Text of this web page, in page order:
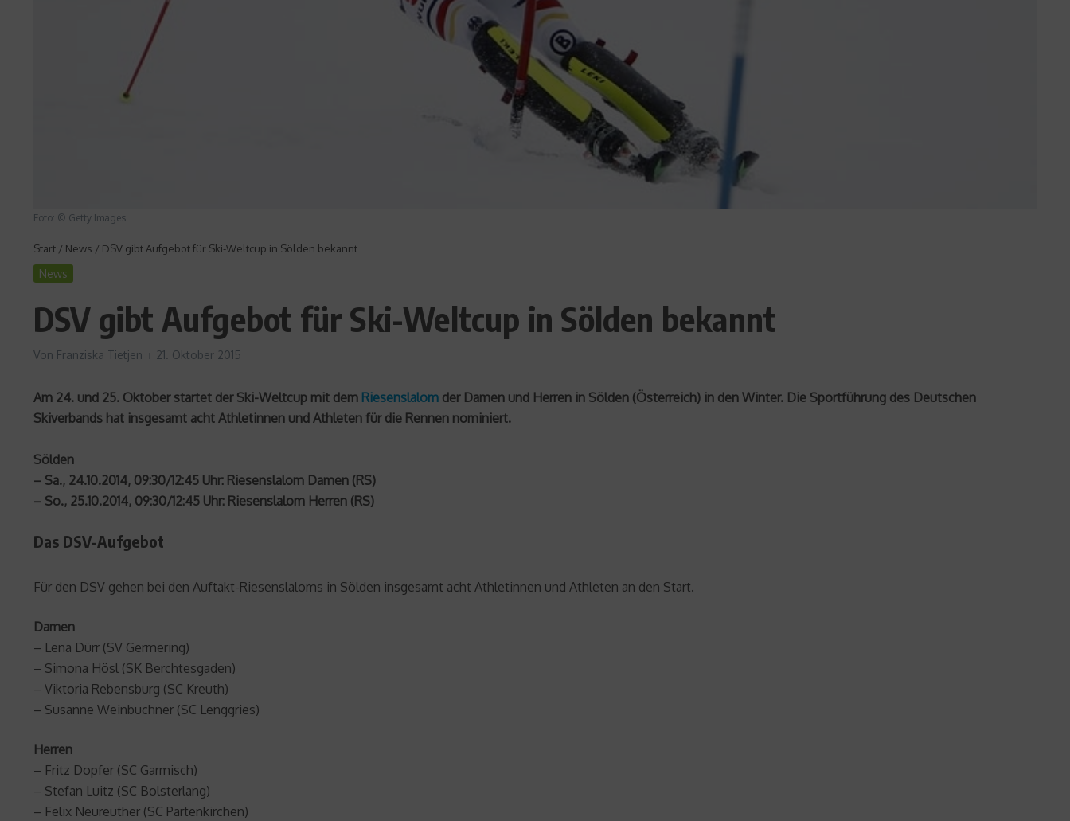
Foto: © Getty Images
Start / News / DSV gibt Aufgebot für Ski-Weltcup in Sölden bekannt
News
DSV gibt Aufgebot für Ski-Weltcup in Sölden bekannt
Von Franziska Tietjen 21. Oktober 2015
Am 24. und 25. Oktober startet der Ski-Weltcup mit dem Riesenslalom der Damen und Herren in Sölden (Österreich) in den Winter. Die Sportführung des Deutschen
Skiverbands hat insgesamt acht Athletinnen und Athleten für die Rennen nominiert.
Sölden
– Sa., 24.10.2014, 09:30/12:45 Uhr: Riesenslalom Damen (RS)
– So., 25.10.2014, 09:30/12:45 Uhr: Riesenslalom Herren (RS)
Das DSV-Aufgebot
Für den DSV gehen bei den Auftakt-Riesenslaloms in Sölden insgesamt acht Athletinnen und Athleten an den Start.
Damen
– Lena Dürr (SV Germering)
– Simona Hösl (SK Berchtesgaden)
– Viktoria Rebensburg (SC Kreuth)
– Susanne Weinbuchner (SC Lenggries)
Herren
– Fritz Dopfer (SC Garmisch)
– Stefan Luitz (SC Bolsterlang)
– Felix Neureuther (SC Partenkirchen)